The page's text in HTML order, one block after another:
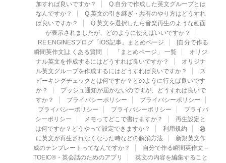
加すれば良いですか？
Q.自分で作成した英文グループとは
なんですか？
Q.英文の引き継ぎ・共有のやり方はどうすれ
ば良いですか？
Q.英文を選択したら音楽再生のような画面
が表示されましたが、どのように使えばいいですか？
RE:ENGINESブログ「iOS記事」まとめページ
[自分で作る
瞬間英作文]よくある質問
「まとめページ」 一覧
オリジ
ナル英文を作成するにはどうすれば良いですか？
オリジナ
ル英文グループを作成するにはどうすれば良いですか？
ス
ピーキングチェックとは何ですか？どのように行えば良いです
か？
プッシュ通知が届かないのですが、どうすれば良いで
すか？
プライバシーポリシー
プライバシーポリシー
プライバシーポリシー
プライバシーポリシー
プライバ
シーポリシー
メモってどこで書けますか？
再生設定と
は何ですか？どうやって設定できますか？
利用規約
急
に英文が再生されなくなった時などの解消方法
新規英文作
成のテンプレートってなんですか？
自分で作る瞬間英作文 –
TOEIC®・英会話のためのアプリ
英文の内容を編集すること